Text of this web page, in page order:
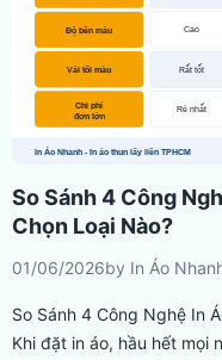
So Sánh 4 Công
Chọn Loại Nào?
01/06/2026by In Áo
So Sánh 4 Công Nghệ In
Khi đặt in áo, hầu hết mọi